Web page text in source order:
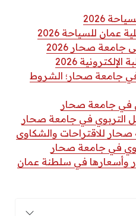
2026
للسياحة 2026
صحار 2026
2026
جامعة صحار؛ الشروط
في جامعة صحار
التربوي في جامعة صحار
للاقتراحات والشكاوى
في جامعة صحار
في سلطنة عمان